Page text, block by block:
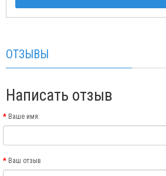
ОТЗЫВЫ
Написать отзыв
Ваше имя:
Ваш отзыв